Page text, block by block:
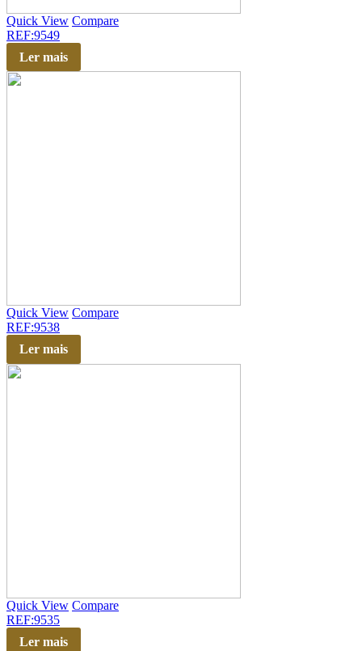
Quick View Compare
REF:9549
Ler mais
Quick View Compare
REF:9538
Ler mais
Quick View Compare
REF:9535
Ler mais